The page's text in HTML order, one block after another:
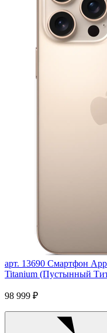
арт. 13690 Смартфон
Titanium (Пустынный
98 999 ₽